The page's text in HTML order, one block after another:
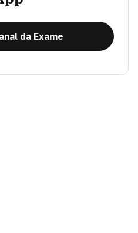
da Exame